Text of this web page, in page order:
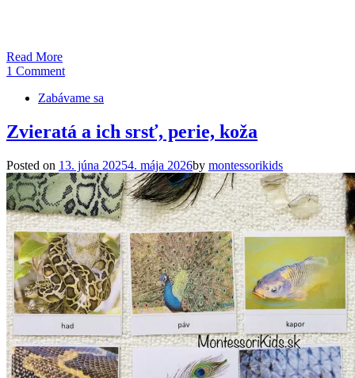
Read More
1 Comment
Zabávame sa
Zvieratá a ich srsť, perie, koža
Posted on 13. júna 20254. mája 2026by montessorikids